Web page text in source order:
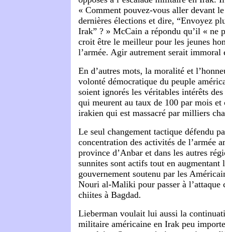
« Comment pouvez-vous aller devant
dernières élections et dire, “Envoyez
Irak” ? » McCain a répondu qu’il « ne
croit être le meilleur pour les jeunes
l’armée. Agir autrement serait immoral
En d’autres mots, la moralité et
volonté démocratique du peuple
soient ignorés les véritables intérêts
qui meurent au taux de 100 par mois et
irakien qui est massacré par milliers
Le seul changement tactique défendu
concentration des activités de l’armée
province d’Anbar et dans les autres
sunnites sont actifs tout en augmentant
gouvernement soutenu par les
Nouri al-Maliki pour passer à l’attaque
chiites à Bagdad.
Lieberman voulait lui aussi la
militaire américaine en Irak peu